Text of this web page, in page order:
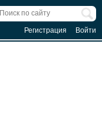
Регистрация Войти